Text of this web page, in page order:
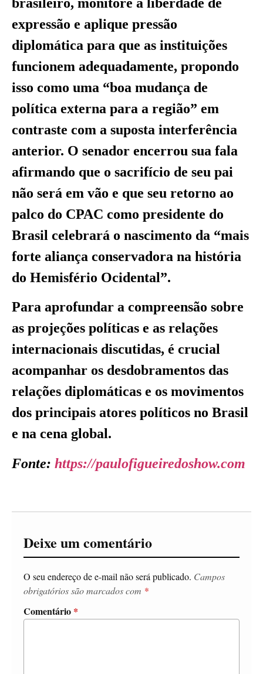
expressão e aplique pressão
diplomática para que as instituições
funcionem adequadamente, propondo
isso como uma “boa mudança de
política externa para a região” em
contraste com a suposta interferência
anterior. O senador encerrou sua fala
afirmando que o sacrifício de seu pai
não será em vão e que seu retorno ao
palco do CPAC como presidente do
Brasil celebrará o nascimento da “mais
forte aliança conservadora na história
do Hemisfério Ocidental”.
Para aprofundar a compreensão sobre
as projeções políticas e as relações
internacionais discutidas, é crucial
acompanhar os desdobramentos das
relações diplomáticas e os movimentos
dos principais atores políticos no Brasil
e na cena global.
Fonte: https://paulofigueiredoshow.com
Deixe um comentário
O seu endereço de e-mail não será publicado. Campos
obrigatórios são marcados com *
Comentário *